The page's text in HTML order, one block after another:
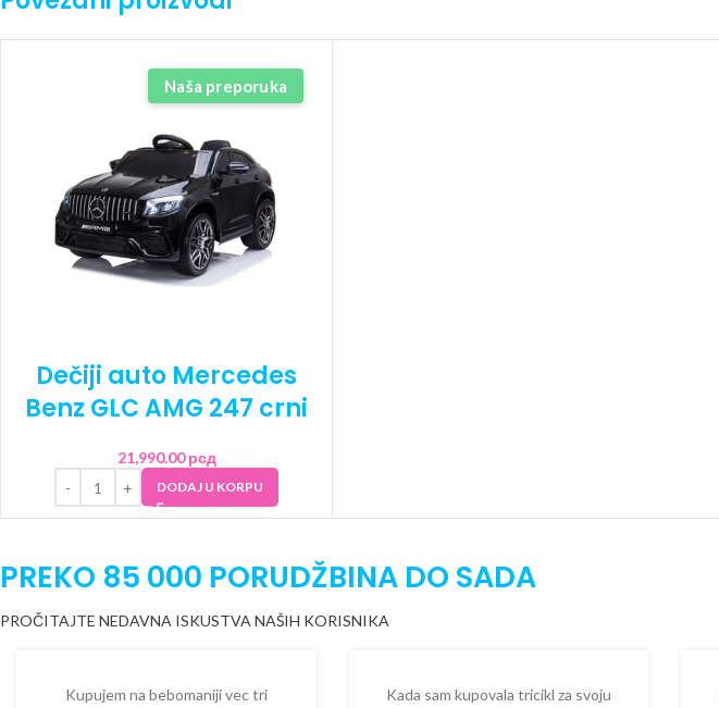
Naša preporuka
Dečiji auto Mercedes
Benz GLC AMG 247 crni
21,990.00рсд
DODAJ U KORPU
PREKO 85 000 PORUDŽBINA DO SADA
PROČITAJTE NEDAVNA ISKUSTVA NAŠIH KORISNIKA
Kupujem na bebomaniji vec tri
Kada sam kupovala tricikl za svoju